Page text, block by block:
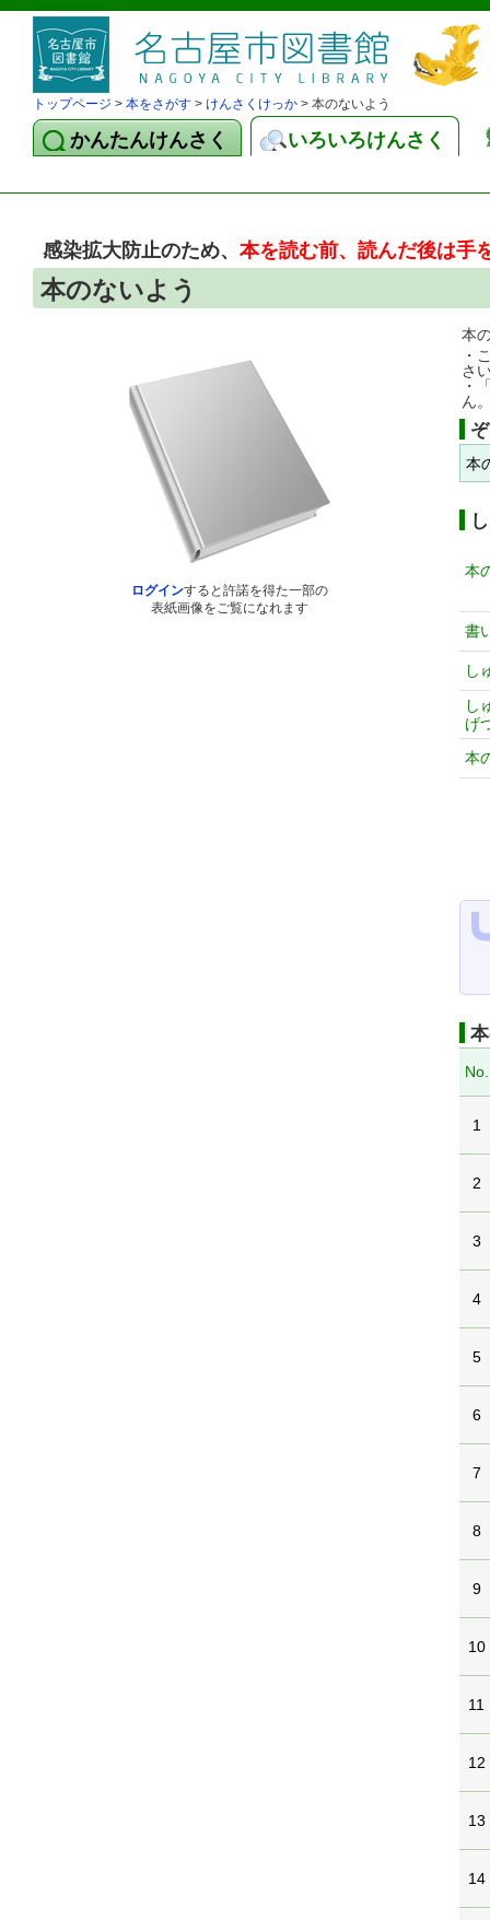
トップページ > 本をさがす > けんさくけっか > 本のないよう
かんたんけんさく いろいろけんさく
感染拡大防止のため、本を読む前、読んだ後は手
本のないよう
ログインすると許諾を得た一部の
表紙画像をご覧になれます
本
・
さ
・
ん
本
本
書
し
し
げ
本
No.
1
2
3
4
5
6
7
8
9
10
11
12
13
14